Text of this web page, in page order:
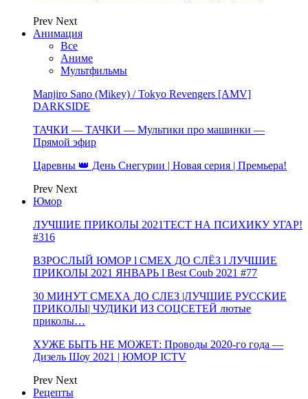
Prev Next
Анимация
Все
Аниме
Мультфильмы
Manjiro Sano (Mikey) / Tokyo Revengers [AMV]
DARKSIDE
ТАЧКИ — ТАЧКИ — Мультики про машинки —
Прямой эфир
Царевны 👑 День Снегурии | Новая серия | Премьера!
Prev Next
Юмор
ЛУЧШИЕ ПРИКОЛЫ 2021ТЕСТ НА ПСИХИКУ УГАР!
#316
ВЗРОСЛЫЙ ЮМОР l СМЕХ ДО СЛЁЗ l ЛУЧШИЕ
ПРИКОЛЫ 2021 ЯНВАРЬ l Best Coub 2021 #77
30 МИНУТ СМЕХА ДО СЛЕЗ |ЛУЧШИЕ РУССКИЕ
ПРИКОЛЫ| ЧУДИКИ ИЗ СОЦСЕТЕЙ лютые
приколы…
ХУЖЕ БЫТЬ НЕ МОЖЕТ: Проводы 2020-го года —
Дизель Шоу 2021 | ЮМОР ICTV
Prev Next
Рецепты